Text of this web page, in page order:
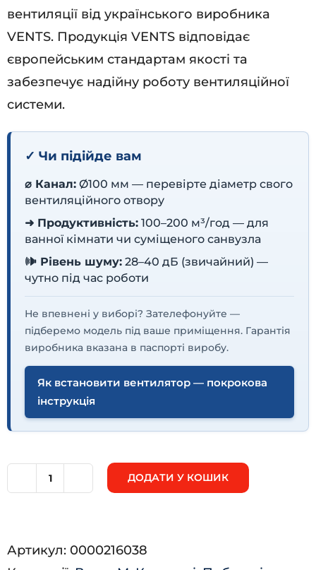
вентиляції від українського виробника
VENTS. Продукція VENTS відповідає
європейським стандартам якості та
забезпечує надійну роботу вентиляційної
системи.
✓ Чи підійде вам
⌀ Канал: Ø100 мм — перевірте діаметр свого
вентиляційного отвору
➜ Продуктивність: 100–200 м³/год — для
ванної кімнати чи суміщеного санвузла
🕪 Рівень шуму: 28–40 дБ (звичайний) —
чутно під час роботи
Не впевнені у виборі? Зателефонуйте —
підберемо модель під ваше приміщення. Гарантія
виробника вказана в паспорті виробу.
Як встановити вентилятор — покрокова
інструкція
хром
ДОДАТИ У КОШИК
Артикул: 0000216038